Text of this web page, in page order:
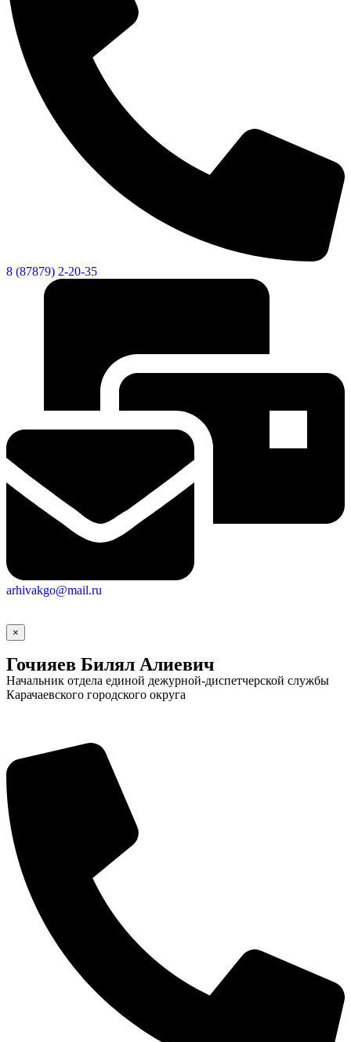
8 (87879) 2-20-35
arhivakgo@mail.ru
×
Гочияев Билял Алиевич
Начальник отдела единой дежурной-диспетчерской службы
Карачаевского городского округа